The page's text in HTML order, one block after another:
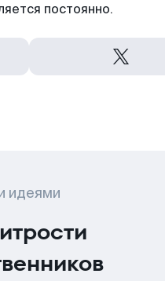
постоянно.
идеями